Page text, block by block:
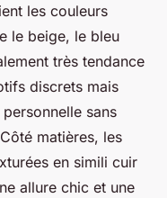
les couleurs
le beige, le bleu
très tendance
discrets mais
sans
matières, les
en simili cuir
allure chic et une